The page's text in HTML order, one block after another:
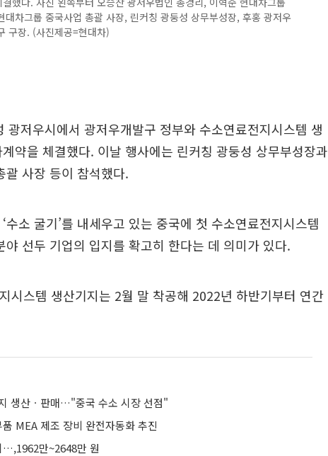
대차그룹 중국사업 총괄 사장, 린커칭 광둥성 상무부성장, 후홍 광저우
구장. (사진제공=현대차)
광저우시에서 광저우개발구 정부와 수소연료전지시스템 생
약을 체결했다. 이날 행사에는 린커칭 광둥성 상무부성장과
괄 사장 등이 참석했다.
수소 굴기’를 내세우고 있는 중국에 첫 수소연료전지시스템
선두 기업의 입지를 확고히 한다는 데 의미가 있다.
시스템 생산기지는 2월 말 착공해 2022년 하반기부터 연간
생산ㆍ판매…"중국 수소 시장 선점"
MEA 제조 장비 완전자동화 추진
…,1962만~2648만 원